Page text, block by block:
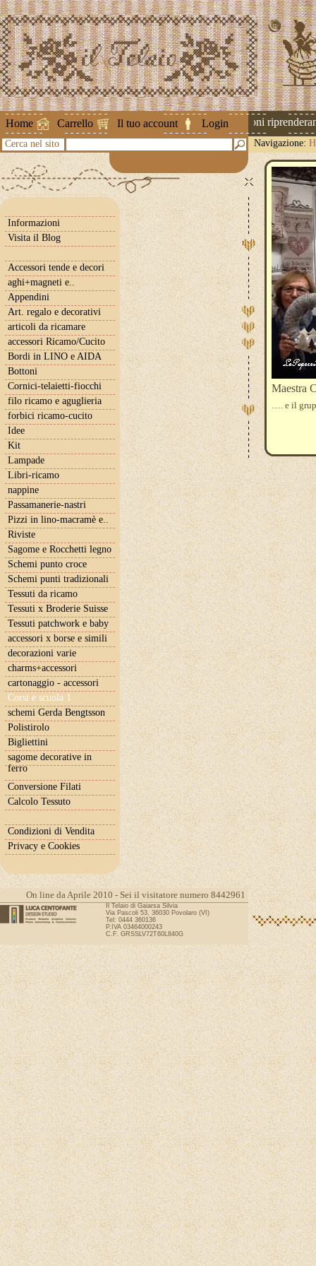
Home Carrello Il tuo account Login
Attenzione ! Le spedizioni
Cerca nel sito Navigazione:
Informazioni
Visita il Blog
Accessori tende e decori
aghi+magneti e..
Appendini
Art. regalo e decorativi
articoli da ricamare
accessori Ricamo/Cucito
Bordi in LINO e AIDA
Bottoni
Cornici-telaietti-fiocchi
filo ricamo e aguglieria
forbici ricamo-cucito
Idee
Kit
Lampade
Libri-ricamo
nappine
Passamanerie-nastri
Pizzi in lino-macramè e..
Riviste
Sagome e Rocchetti legno
Schemi punto croce
Schemi punti tradizionali
Tessuti da ricamo
Tessuti x Broderie Suisse
Tessuti patchwork e baby
accessori x borse e simili
decorazioni varie
charms+accessori
cartonaggio - accessori
Corsi e scuola 1
schemi Gerda Bengtsson
Polistirolo
Bigliettini
sagome decorative in
ferro
Conversione Filati
Calcolo Tessuto
Condizioni di Vendita
Privacy e Cookies
Maestra
…. e il
On line da Aprile 2010 - Sei il visitatore numero 8442961
Il Telaio di Gaiarsa Silvia
Via Pascoli 53, 36030 Povolaro (VI)
Tel: 0444 360136
P.IVA 03464000243
C.F. GRSSLV72T60L840G